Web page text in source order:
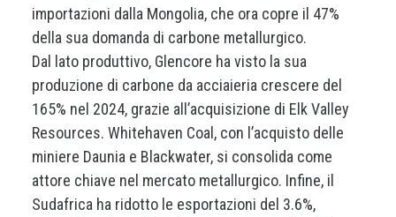
importazioni dalla Mongolia, che ora copre il 47%
della sua domanda di carbone metallurgico.
Dal lato produttivo, Glencore ha visto la sua
produzione di carbone da acciaieria crescere del
165% nel 2024, grazie all’acquisizione di Elk Valley
Resources. Whitehaven Coal, con l’acquisto delle
miniere Daunia e Blackwater, si consolida come
attore chiave nel mercato metallurgico. Infine, il
Sudafrica ha ridotto le esportazioni del 3.6%,